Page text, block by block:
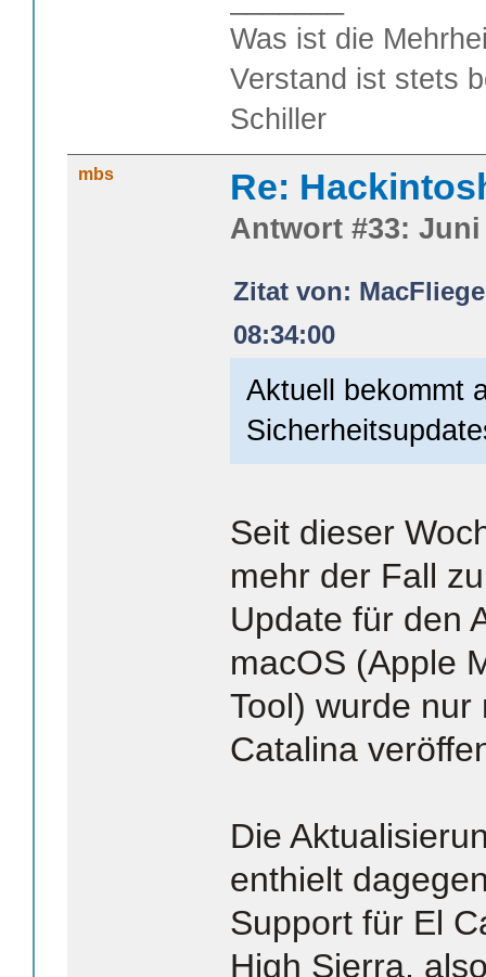
Was ist die
Verstand ist stets
Schiller
mbs Re:
Antwort #33: Juni
Zitat von:
08:34:00
Aktuell bekommt
Seit dieser
mehr der Fall
Update für den
macOS (Apple
Tool) wurde
Catalina
Die
enthielt
Support für El
High Sierra,